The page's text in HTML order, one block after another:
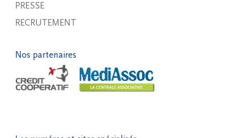
PRESSE
RECRUTEMENT
Nos partenaires